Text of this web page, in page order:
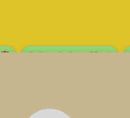
家 Online Orders (New)